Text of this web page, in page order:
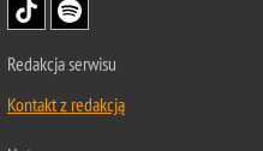
Redakcja serwisu
Kontakt z redakcją